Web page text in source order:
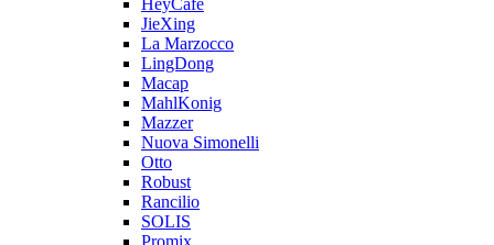
HeyCafe
JieXing
La Marzocco
LingDong
Macap
MahlKonig
Mazzer
Nuova Simonelli
Otto
Robust
Rancilio
SOLIS
Promix